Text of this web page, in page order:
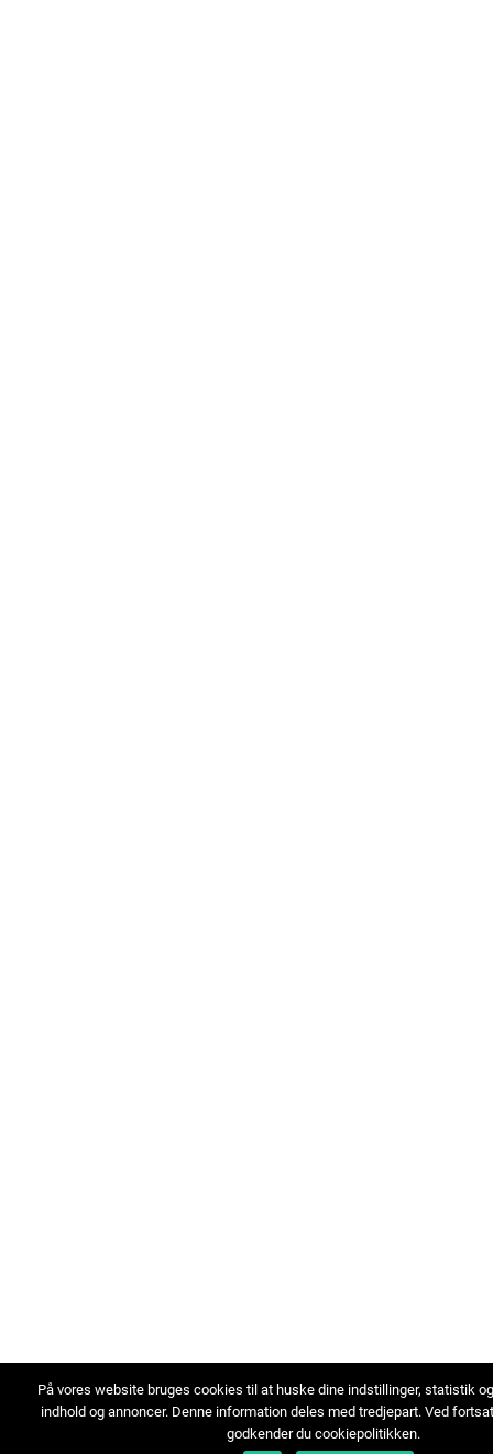
På vores website bruges cookies til at huske dine indstillinger, statistik
indhold og annoncer. Denne information deles med tredjepart. Ved
godkender du cookiepolitikken.